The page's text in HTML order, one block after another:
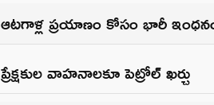
ఆటగాళ్ల ప్రయాణం కోసం భారీ
ప్రేక్షకుల వాహనాలకూ పెట్రోల్‌ ఖర్చు